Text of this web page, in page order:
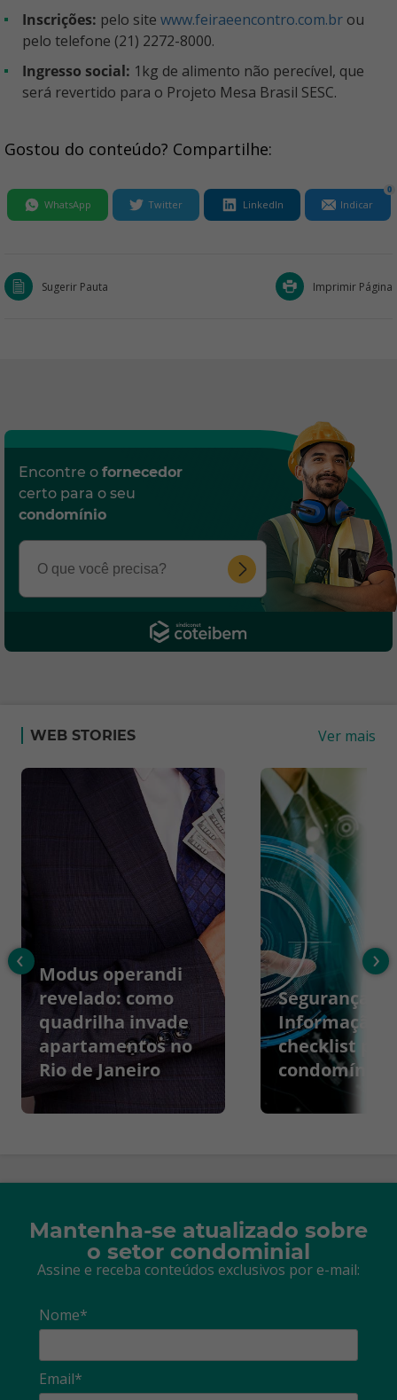
Inscrições: pelo site www.feiraeencontro.com.br ou
pelo telefone (21) 2272-8000.
Ingresso social: 1kg de alimento não perecível, que
será revertido para o Projeto Mesa Brasil SESC.
Gostou do conteúdo? Compartilhe:
WhatsApp Twitter LinkedIn Indicar
0
Sugerir Pauta Imprimir Página
Encontre o fornecedor
certo para o seu
condomínio
WEB STORIES Ver mais
Modus operandi
revelado: como
quadrilha invade
apartamentos no
Rio de Janeiro
Segurança da
Informação:
checklist
condomínios
‹ ›
Mantenha-se atualizado sobre
o setor condominial
Assine e receba conteúdos exclusivos por e-mail:
Nome*
Email*